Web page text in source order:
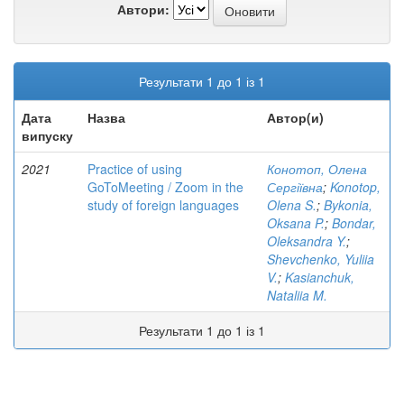
Автори:
Результати 1 до 1 із 1
Дата
випуску
Назва Автор(и)
2021
Practice of using
GoToMeeting / Zoom in the
study of foreign languages
Конотоп, Олена
Сергіївна; Konotop,
Olena S.; Bykonia,
Oksana P.; Bondar,
Oleksandra Y.;
Shevchenko, Yuliia
V.; Kasianchuk,
Nataliia M.
Результати 1 до 1 із 1